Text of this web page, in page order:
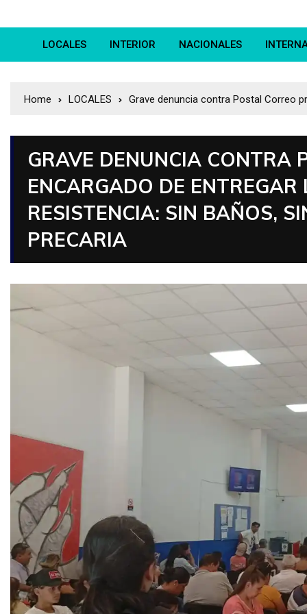
LOCALES INTERIOR NACIONALES
Home LOCALES Grave denuncia contra Postal Correo
GRAVE DENUNCIA CONTRA
ENCARGADO DE
RESISTENCIA: SIN BAÑOS,
PRECARIA